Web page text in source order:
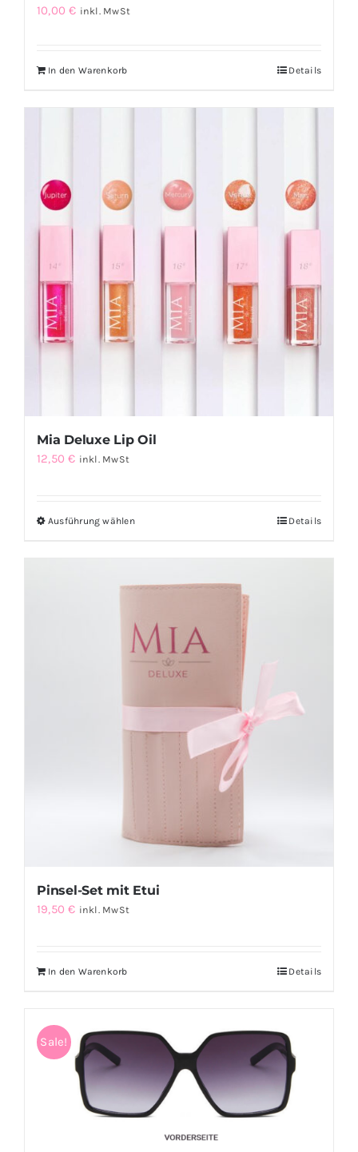
10,00€ inkl. MwSt
In den Warenkorb Details
Mia Deluxe Lip Oil
12,50€ inkl. MwSt
Ausführung wählenDieses
mehrere
auf.
Die
Optionen
Produktseite
Details
Pinsel-Set mit Etui
19,50€ inkl. MwSt
In den Warenkorb Details
Sale!